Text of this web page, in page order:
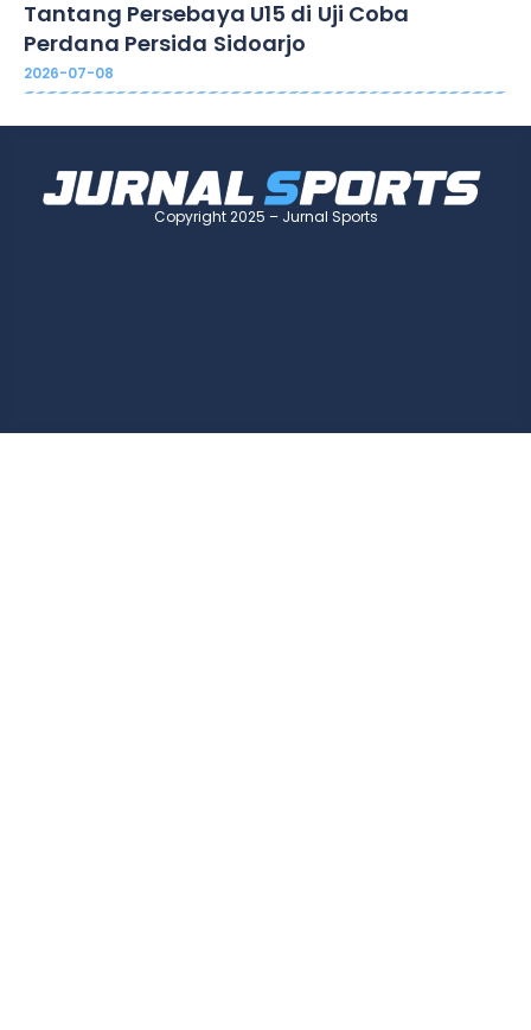
Tantang Persebaya U15 di Uji Coba
Perdana Persida Sidoarjo
2026-07-08
Copyright 2025 – Jurnal Sports